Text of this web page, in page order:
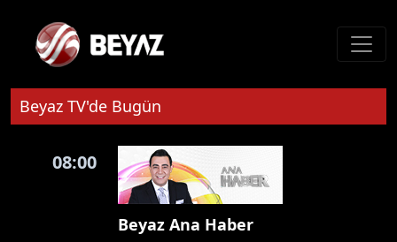
Beyaz TV'de Bugün
08:00
Beyaz Ana Haber